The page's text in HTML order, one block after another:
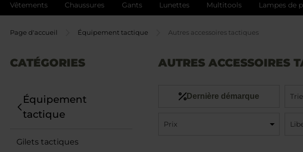
Vêtements Chaussures Gants Lunettes Multitools Lampes de
Page d'accueil Équipement tactique Autres accessoires tactiques
AUTRES ACCESSOIRES
CATÉGORIES
Équipement
tactique
Gilets tactiques
Dernière démarque
Prix